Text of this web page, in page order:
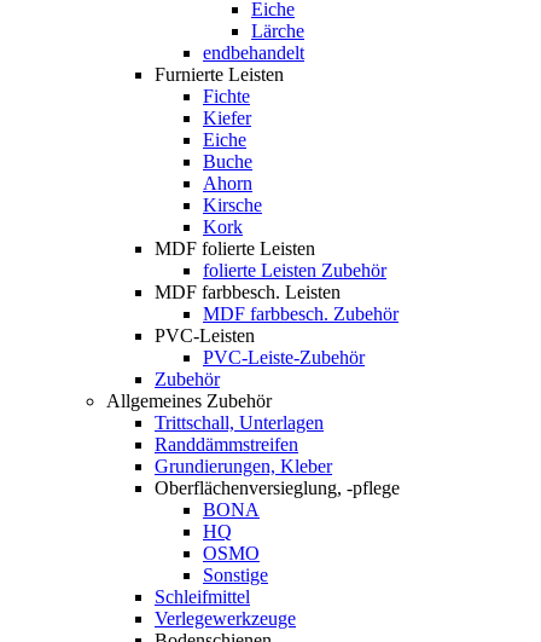
Eiche
Lärche
endbehandelt
Furnierte Leisten
Fichte
Kiefer
Eiche
Buche
Ahorn
Kirsche
Kork
MDF folierte Leisten
folierte Leisten Zubehör
MDF farbbesch. Leisten
MDF farbbesch. Zubehör
PVC-Leisten
PVC-Leiste-Zubehör
Zubehör
Allgemeines Zubehör
Trittschall, Unterlagen
Randdämmstreifen
Grundierungen, Kleber
Oberflächenversieglung, -pflege
BONA
HQ
OSMO
Sonstige
Schleifmittel
Verlegewerkzeuge